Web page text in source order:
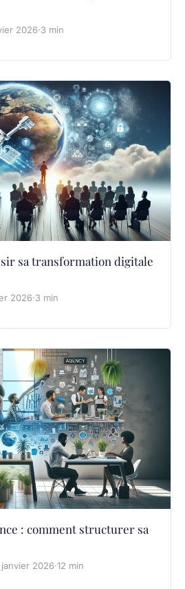
2026·3 min
sa transformation digitale
2026·3 min
: comment structurer sa
janvier 2026·12 min